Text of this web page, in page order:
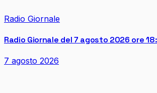
Radio Giornale
Radio Giornale del 7 agosto 2026 ore
7 agosto 2026